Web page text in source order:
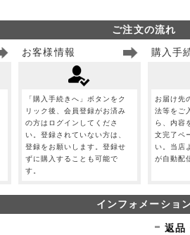
ご注文の流れ
お客様情報
「購入手続きへ」ボタンをク
リック後、会員登録がお済み
の方はログインしてくださ
い。登録されていない方は、
登録をお願いします。登録せ
ずに購入することも可能で
す。
購入手
お届け先
法等をご
ら、内容
文完了ペ
い。当店
が自動配
インフォメーショ
返品